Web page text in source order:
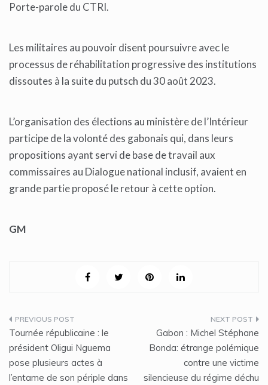
Porte-parole du CTRI.
Les militaires au pouvoir disent poursuivre avec le
processus de réhabilitation progressive des institutions
dissoutes à la suite du putsch du 30 août 2023.
L’organisation des élections au ministère de l’Intérieur
participe de la volonté des gabonais qui, dans leurs
propositions ayant servi de base de travail aux
commissaires au Dialogue national inclusif, avaient en
grande partie proposé le retour à cette option.
GM
Navigation
de
l’article
Tournée républicaine : le
président Oligui Nguema
pose plusieurs actes à
l’entame de son périple dans
Gabon : Michel Stéphane
Bonda: étrange polémique
contre une victime
silencieuse du régime déchu